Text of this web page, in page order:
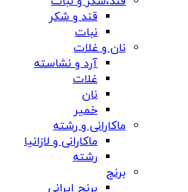
قند و شکر
نبات
نان و غلات
آرد و نشاسته
غلات
نان
خمیر
ماکارانی و رشته
ماکارانی و لازانیا
رشته
برنج
برنج ایرانی